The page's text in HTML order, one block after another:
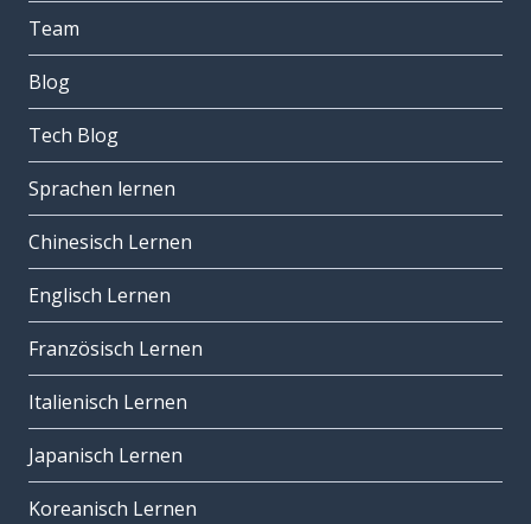
Team
Blog
Tech Blog
Sprachen lernen
Chinesisch Lernen
Englisch Lernen
Französisch Lernen
Italienisch Lernen
Japanisch Lernen
Koreanisch Lernen